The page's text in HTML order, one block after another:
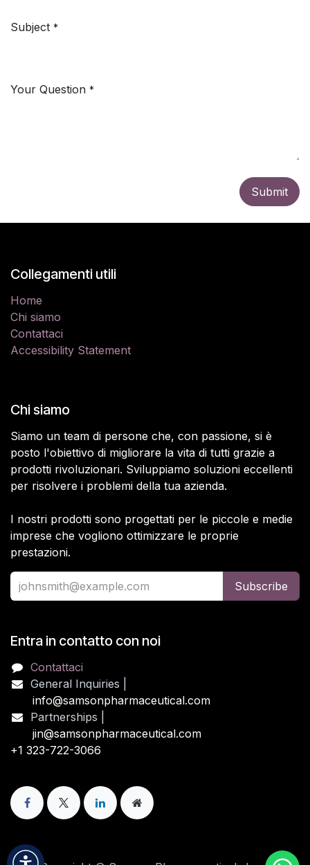
Subject *
Your Question *
Submit
Collegamenti utili
Home
Chi siamo
Contattaci
Accessibility Statement
Chi siamo
Siamo un team di persone che, con passione, si è
posto l'obiettivo di migliorare la vita di tutti grazie a
prodotti rivoluzionari. Sviluppiamo soluzioni eccellenti
per risolvere i problemi della tua azienda.
I nostri prodotti sono progettati per le piccole e medie
imprese che vogliono ottimizzare le proprie
prestazioni.
Subscribe
Entra in contatto con noi
Contattaci
General Inquiries |
info@samsonpharmaceutical.com
Partnerships |
jin@samsonpharmaceutical.com
+1 323-722-3066